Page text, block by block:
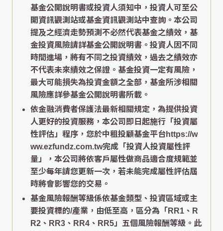
基金公開說明書或投資人須知中，投資人可至公
開資訊觀測站或基金資訊觀測站中查詢。本公司
提及之經濟走勢預測不必然代表基金之績效，基
金投資風險請詳基金公開說明書。投資人因不同
時間進場，將有不同之投資績效，過去之績效亦
不代表未來績效之保證。基金投資一定有風險，
最大可能損失為投資金額之全部，基金所涉相關
風險應詳參基金公開說明書所載。
依金融消費者保護法最新相關規定，為提供投資
人更好的投資服務，本公司即日起施行「投資屬
性評估」程序，您於中租投顧基金平台https://w
ww.ezfundz.com.tw完成「投資人投資屬性評
量」，本公司將依客戶屬性做商品適合度規範並
至少每年請您更新一次，若未能完成屬性評估屆
時將會影響您的交易。
基金風險報酬等級係依基金類型、投資區域或主
要投資標的/產業，由低至高，區分為「RR1、R
R2、RR3、RR4、RR5」五個風險報酬等級。此